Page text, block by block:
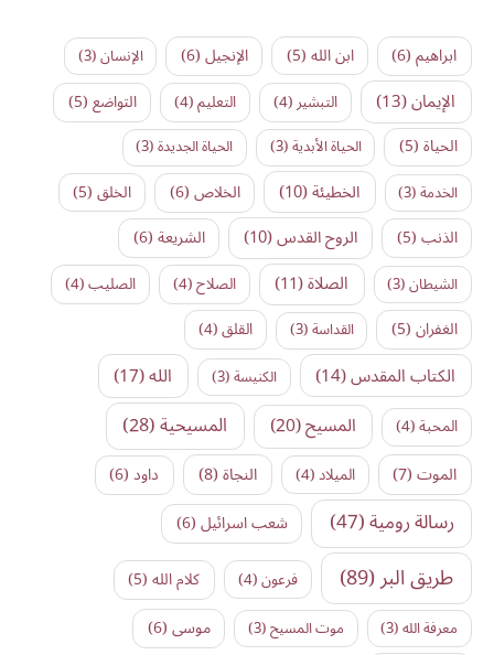
ابراهيم(6) ابن الله(5) الإنجيل(6) الإنسان(3)
الإيمان(13) التبشير(4) التعليم(4) التواضع(5)
الحياة(5) الحياة الأبدية(3) الحياة الجديدة(3)
الخدمة(3) الخطيئة(10) الخلاص(6) الخلق(5)
الذنب(5) الروح القدس(10) الشريعة(6)
الشيطان(3) الصلاة(11) الصلاح(4) الصليب(4)
الغفران(5) القداسة(3) القلق(4)
الكتاب المقدس(14) الكنيسة(3) الله(17)
المحبة(4) المسيح(20) المسيحية(28)
الموت(7) الميلاد(4) النجاة(8) داود(6)
رسالة رومية(47) شعب اسرائيل(6)
طريق البر(89) فرعون(4) كلام الله(5)
معرفة الله(3) موت المسيح(3) موسى(6)